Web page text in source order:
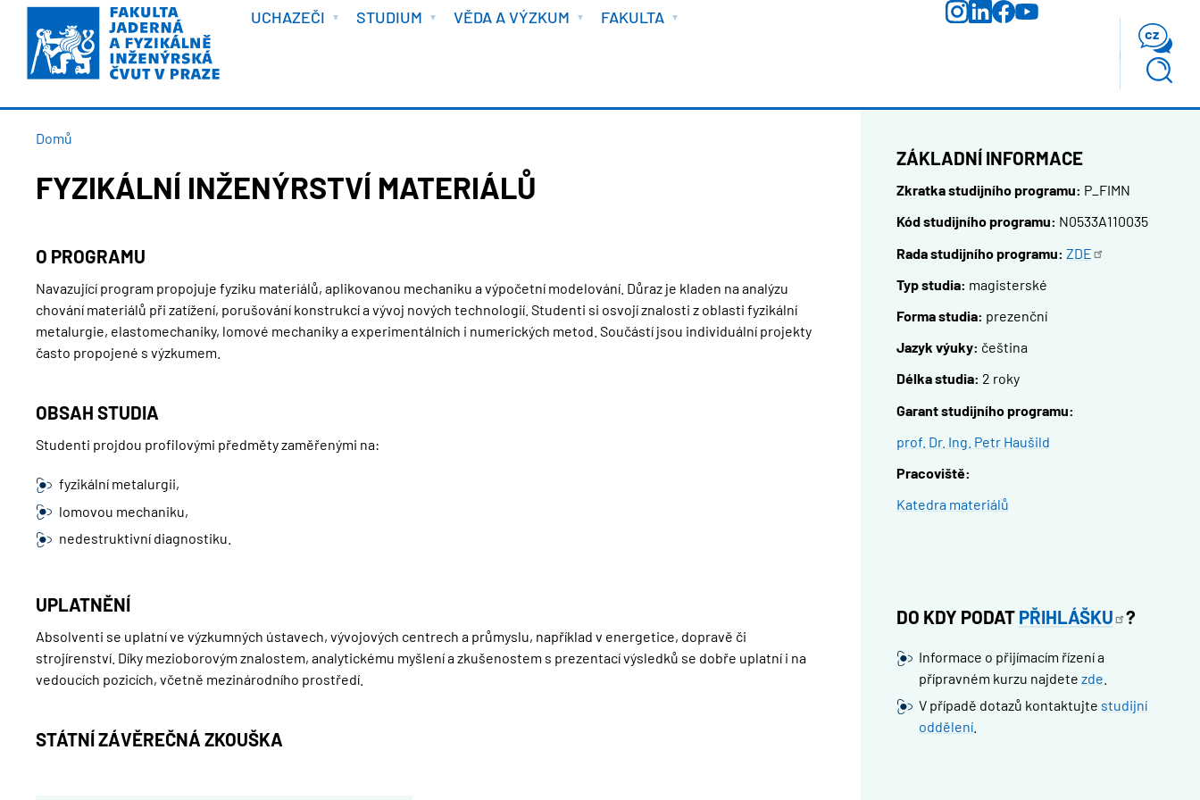
Přejít
hlavnímu
obsahu
VÍTEJTE
UCHAZEČI STUDIUM VĚDA A VÝZKUM FAKULTA
cz
DROBEČKOVÁ
NAVIGACE
Domů
FYZIKÁLNÍ INŽENÝRSTVÍ MATERIÁLŮ
O PROGRAMU
Navazující program propojuje fyziku materiálů, aplikovanou mechaniku a výpočetní modelování. Důraz je kladen na analýzu
chování materiálů při zatížení, porušování konstrukcí a vývoj nových technologií. Studenti si osvojí znalosti z oblasti fyzikální
metalurgie, elastomechaniky, lomové mechaniky a experimentálních i numerických metod. Součástí jsou individuální projekty
často propojené s výzkumem.
OBSAH STUDIA
Studenti projdou profilovými předměty zaměřenými na:
fyzikální metalurgii,
lomovou mechaniku,
nedestruktivní diagnostiku.
UPLATNĚNÍ
Absolventi se uplatní ve výzkumných ústavech, vývojových centrech a průmyslu, například v energetice, dopravě či
strojírenství. Díky mezioborovým znalostem, analytickému myšlení a zkušenostem s prezentací výsledků se dobře uplatní i na
vedoucích pozicích, včetně mezinárodního prostředí.
STÁTNÍ ZÁVĚREČNÁ ZKOUŠKA
ZÁKLADNÍ INFORMACE
Zkratka studijního programu: P_FIMN
Kód studijního programu: N0533A110035
Rada studijního programu: ZDE
Typ studia: magisterské
Forma studia: prezenční
Jazyk výuky: čeština
Délka studia: 2 roky
Garant studijního programu:
prof. Dr. Ing. Petr Haušild
Pracoviště:
Katedra materiálů
DO KDY PODAT PŘIHLÁŠKU ?
Informace o přijímacím řízení a
přípravném kurzu najdetezde
V případě dotazů kontaktujte studijní
oddělení